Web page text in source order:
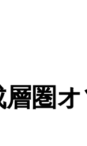
圏